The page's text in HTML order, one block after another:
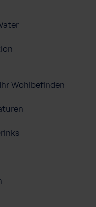
Wohlbefinden